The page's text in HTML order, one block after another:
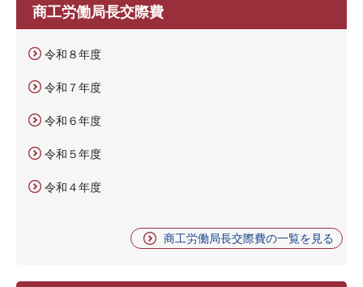
商工労働局長交際費
令和８年度
令和７年度
令和６年度
令和５年度
令和４年度
商工労働局長交際費の一覧を見る